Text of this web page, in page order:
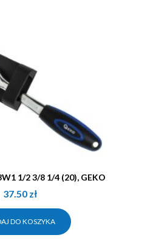
1/2 3/8 1/4 (20), GEKO
37.50 zł
DO KOSZYKA